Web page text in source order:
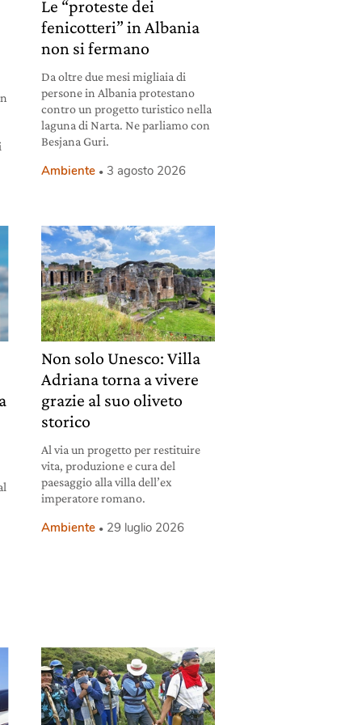
Le “proteste dei
fenicotteri” in Albania
non si fermano
Da oltre due mesi migliaia di
persone in Albania protestano
contro un progetto turistico nella
laguna di Narta. Ne parliamo con
Besjana Guri.
Ambiente 3 agosto 2026
Non solo Unesco: Villa
Adriana torna a vivere
grazie al suo oliveto
storico
Al via un progetto per restituire
vita, produzione e cura del
paesaggio alla villa dell’ex
imperatore romano.
Ambiente 29 luglio 2026